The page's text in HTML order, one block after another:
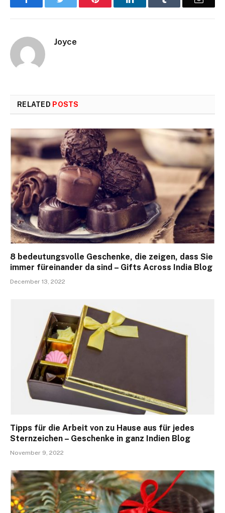
Joyce
RELATED POSTS
8 bedeutungsvolle Geschenke, die zeigen, dass Sie
immer füreinander da sind – Gifts Across India Blog
December 13, 2022
Tipps für die Arbeit von zu Hause aus für jedes
Sternzeichen – Geschenke in ganz Indien Blog
November 9, 2022